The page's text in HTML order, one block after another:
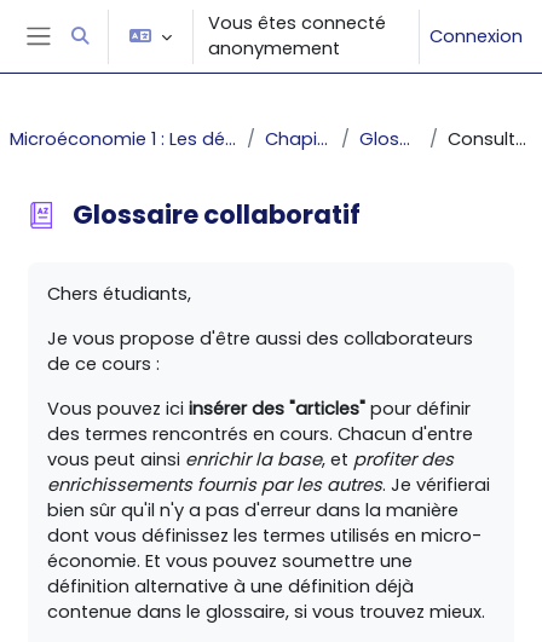
Passer au contenu principal
Panneau latéral
Activer/désactiver la saisie de recherche
Vous êtes connecté
anonymement
Connexion
Microéconomie 1 : Les décisions du producteur et du consommateur Chapitre 1 : Introduction Glossaire collaboratif Consulter alphabétiquement
Glossaire collaboratif
Chers étudiants,
Je vous propose d'être aussi des collaborateurs
de ce cours :
Vous pouvez ici insérer des "articles" pour définir
des termes rencontrés en cours. Chacun d'entre
vous peut ainsi enrichir la base, et profiter des
enrichissements fournis par les autres. Je vérifierai
bien sûr qu'il n'y a pas d'erreur dans la manière
dont vous définissez les termes utilisés en micro-
économie. Et vous pouvez soumettre une
définition alternative à une définition déjà
contenue dans le glossaire, si vous trouvez mieux.